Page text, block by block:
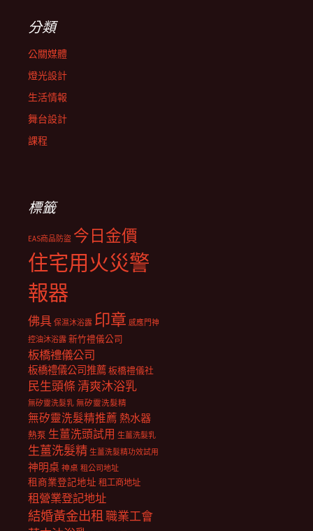
分類
公關媒體
燈光設計
生活情報
舞台設計
課程
標籤
EAS商品防盜 今日金價
住宅用火災警
報器
佛具 保濕沐浴露 印章 感應門神
控油沐浴露 新竹禮儀公司
板橋禮儀公司
板橋禮儀公司推薦板橋禮儀社
民生頭條清爽沐浴乳
無矽靈洗髮乳 無矽靈洗髮精
無矽靈洗髮精推薦 熱水器
熱泵 生薑洗頭試用 生薑洗髮乳
生薑洗髮精 生薑洗髮精功效試用
神明桌 神桌 租公司地址
租商業登記地址 租工商地址
租營業登記地址
結婚黃金出租職業工會